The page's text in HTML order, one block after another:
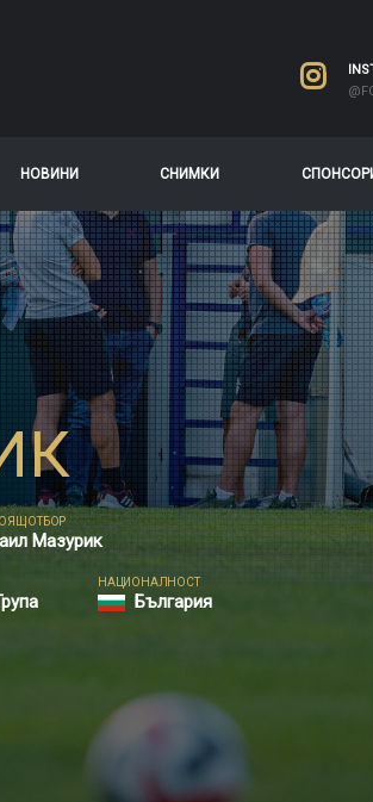
НОВИНИ СНИМКИ
ОТБОР
Мазурик
НАЦИОНАЛНОСТ
България